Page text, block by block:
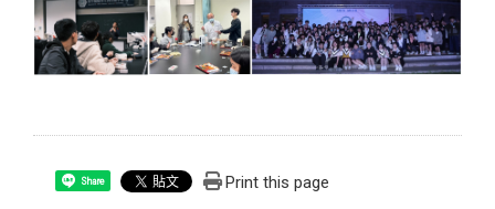
Share Print this page